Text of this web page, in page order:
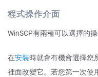
程式操作介面
WinSCP有兩種可以選擇的
在安裝時就會有機會選擇您
裡面改變它。若您第一次使